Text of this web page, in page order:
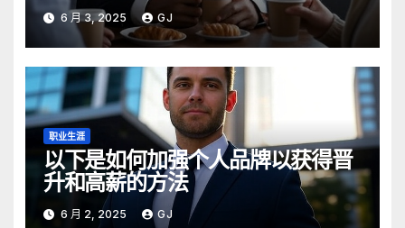
6 月 3, 2025 GJ
职业生涯
以下是如何加强个人品牌以获得晋
升和高薪的方法
6 月 2, 2025 GJ